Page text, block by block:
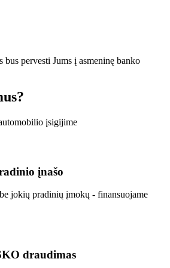
bus pervesti Jums į asmeninę banko
įsigijime
įnašo
jokių pradinių įmokų - finansuojame
draudimas